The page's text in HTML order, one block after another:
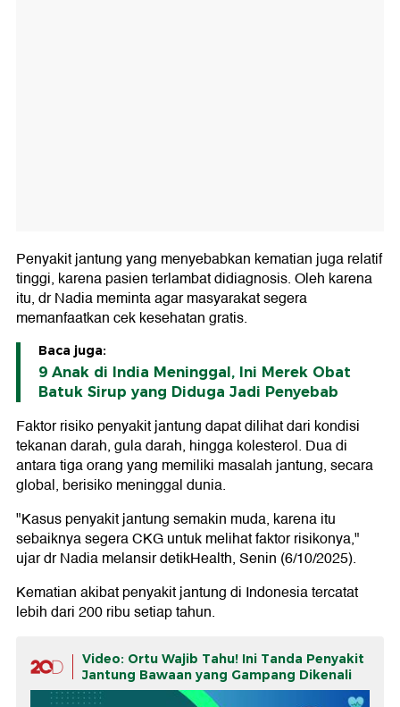
Penyakit jantung yang menyebabkan kematian juga relatif
tinggi, karena pasien terlambat didiagnosis. Oleh karena
itu, dr Nadia meminta agar masyarakat segera
memanfaatkan cek kesehatan gratis.
Baca juga:
9 Anak di India Meninggal, Ini Merek Obat
Batuk Sirup yang Diduga Jadi Penyebab
Faktor risiko penyakit jantung dapat dilihat dari kondisi
tekanan darah, gula darah, hingga kolesterol. Dua di
antara tiga orang yang memiliki masalah jantung, secara
global, berisiko meninggal dunia.
"Kasus penyakit jantung semakin muda, karena itu
sebaiknya segera CKG untuk melihat faktor risikonya,"
ujar dr Nadia melansir detikHealth, Senin (6/10/2025).
Kematian akibat penyakit jantung di Indonesia tercatat
lebih dari 200 ribu setiap tahun.
Video: Ortu Wajib Tahu! Ini Tanda Penyakit
Jantung Bawaan yang Gampang Dikenali